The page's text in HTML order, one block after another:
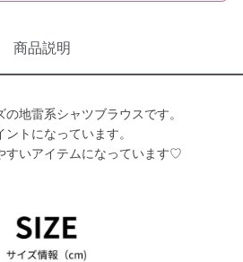
商品説明
地雷系シャツブラウスです。
トになっています。
すいアイテムになっています♡